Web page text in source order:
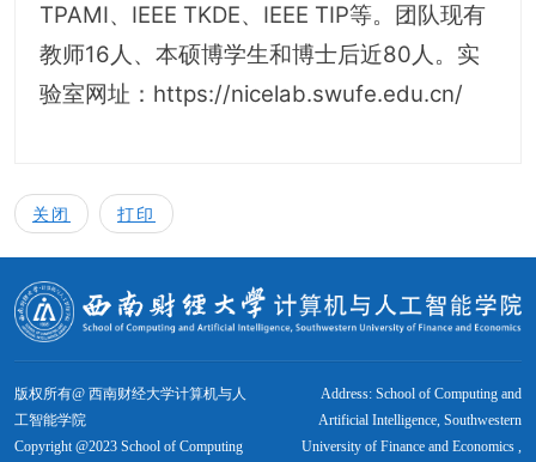
TPAMI、IEEE TKDE、IEEE TIP等。团队现有
教师16人、本硕博学生和博士后近80人。实
验室网址：https://nicelab.swufe.edu.cn/
关闭 打印
版权所有@ 西南财经大学计算机与人
工智能学院
Copyright @2023 School of Computing
Address: School of Computing and
Artificial Intelligence, Southwestern
University of Finance and Economics ,